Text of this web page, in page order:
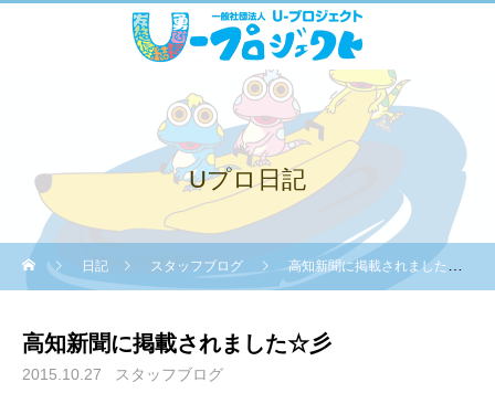
Uプロ日記
日記 スタッフブログ 高知新聞に掲載されました☆彡
高知新聞に掲載されました☆彡
2015.10.27 スタッフブログ